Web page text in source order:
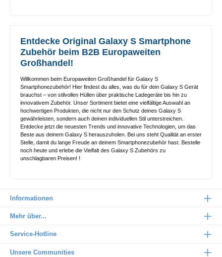
Entdecke Original Galaxy S Smartphone
Zubehör beim B2B Europaweiten
Großhandel!
Willkommen beim Europaweiten Großhandel für Galaxy S
Smartphonezubehör! Hier findest du alles, was du für dein Galaxy S Gerät
brauchst – von stilvollen Hüllen über praktische Ladegeräte bis hin zu
innovativem Zubehör. Unser Sortiment bietet eine vielfältige Auswahl an
hochwertigen Produkten, die nicht nur den Schutz deines Galaxy S
gewährleisten, sondern auch deinen individuellen Stil unterstreichen.
Entdecke jetzt die neuesten Trends und innovative Technologien, um das
Beste aus deinem Galaxy S herauszuholen. Bei uns steht Qualität an erster
Stelle, damit du lange Freude an deinem Smartphonezubehör hast. Bestelle
noch heute und erlebe die Vielfalt des Galaxy S Zubehörs zu
unschlagbaren Preisen! !
Informationen
Mehr über...
Service-Hotline
Unsere Communities